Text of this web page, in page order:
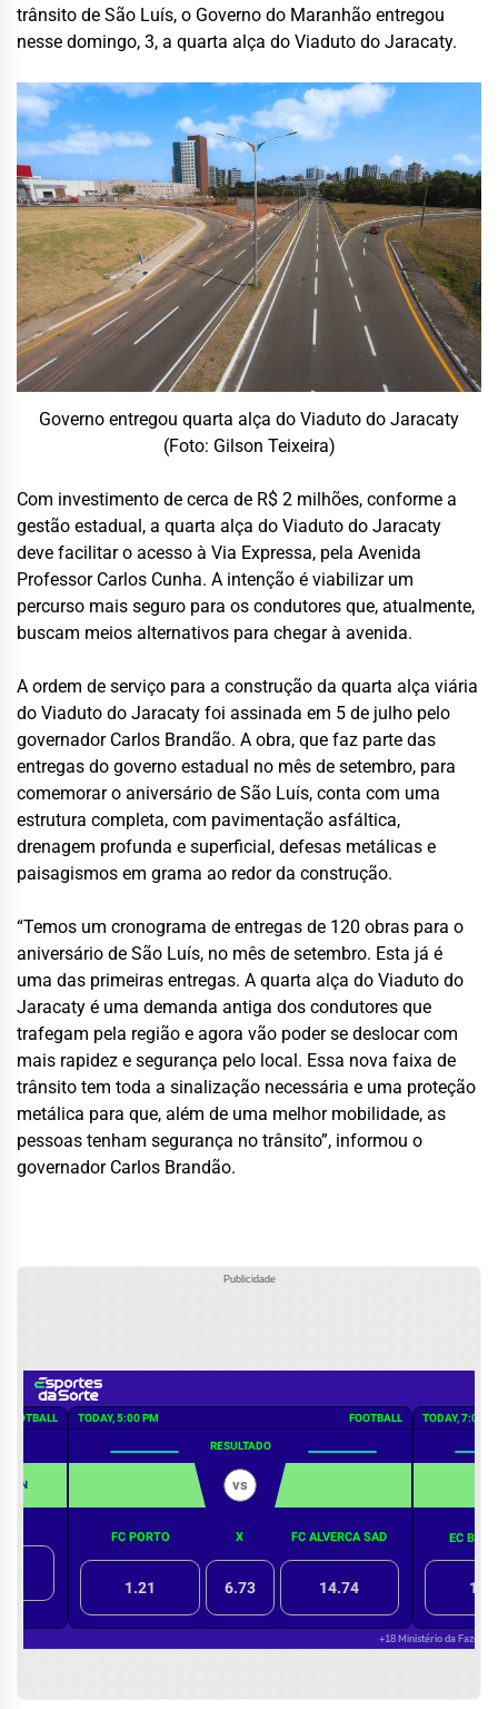
trânsito de São Luís, o Governo do Maranhão entregou
nesse domingo, 3, a quarta alça do Viaduto do Jaracaty.
Governo entregou quarta alça do Viaduto do Jaracaty
(Foto: Gilson Teixeira)
Com investimento de cerca de R$ 2 milhões, conforme a
gestão estadual, a quarta alça do Viaduto do Jaracaty
deve facilitar o acesso à Via Expressa, pela Avenida
Professor Carlos Cunha. A intenção é viabilizar um
percurso mais seguro para os condutores que, atualmente,
buscam meios alternativos para chegar à avenida.
A ordem de serviço para a construção da quarta alça viária
do Viaduto do Jaracaty foi assinada em 5 de julho pelo
governador Carlos Brandão. A obra, que faz parte das
entregas do governo estadual no mês de setembro, para
comemorar o aniversário de São Luís, conta com uma
estrutura completa, com pavimentação asfáltica,
drenagem profunda e superficial, defesas metálicas e
paisagismos em grama ao redor da construção.
“Temos um cronograma de entregas de 120 obras para o
aniversário de São Luís, no mês de setembro. Esta já é
uma das primeiras entregas. A quarta alça do Viaduto do
Jaracaty é uma demanda antiga dos condutores que
trafegam pela região e agora vão poder se deslocar com
mais rapidez e segurança pelo local. Essa nova faixa de
trânsito tem toda a sinalização necessária e uma proteção
metálica para que, além de uma melhor mobilidade, as
pessoas tenham segurança no trânsito”, informou o
governador Carlos Brandão.
Publicidade